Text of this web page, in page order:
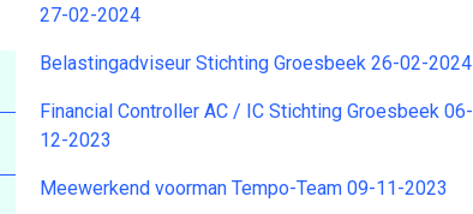
27-02-2024
Belastingadviseur Stichting Groesbeek 26-02-2024
Financial Controller AC / IC Stichting Groesbeek 06-
12-2023
Meewerkend voorman Tempo-Team 09-11-2023